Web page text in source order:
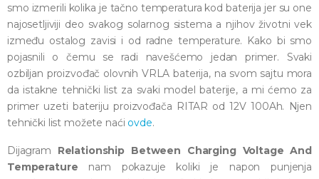
smo izmerili kolika je tačno temperatura kod baterija jer su one
najosetljiviji deo svakog solarnog sistema a njihov životni vek
između ostalog zavisi i od radne temperature. Kako bi smo
pojasnili o čemu se radi navešćemo jedan primer. Svaki
ozbiljan proizvođač olovnih VRLA baterija, na svom sajtu mora
da istakne tehnički list za svaki model baterije, a mi ćemo za
primer uzeti bateriju proizvođača RITAR od 12V 100Ah. Njen
tehnički list možete naći ovde.
Dijagram Relationship Between Charging Voltage And
Temperature nam pokazuje koliki je napon punjenja